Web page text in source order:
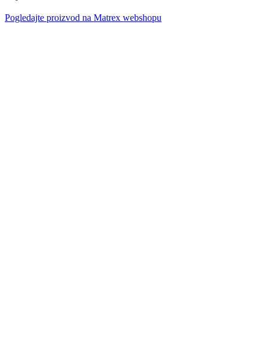
Pogledajte proizvod na Matrex webshopu